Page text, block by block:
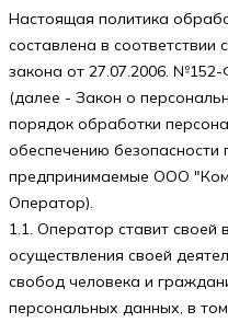
Настоящая политика
составлена в
закона от 27.07.2006.
(далее - Закон о
порядок обработки
обеспечению
предпринимаемые ООО
Оператор).
1.1. Оператор ставит
осуществления своей
свобод человека и
персональных данных, в